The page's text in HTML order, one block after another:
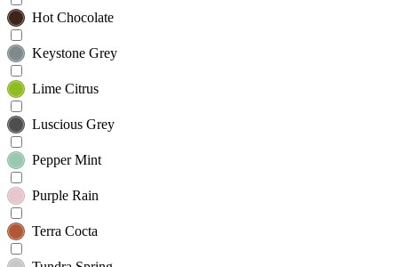
Hot Chocolate
Keystone Grey
Lime Citrus
Luscious Grey
Pepper Mint
Purple Rain
Terra Cocta